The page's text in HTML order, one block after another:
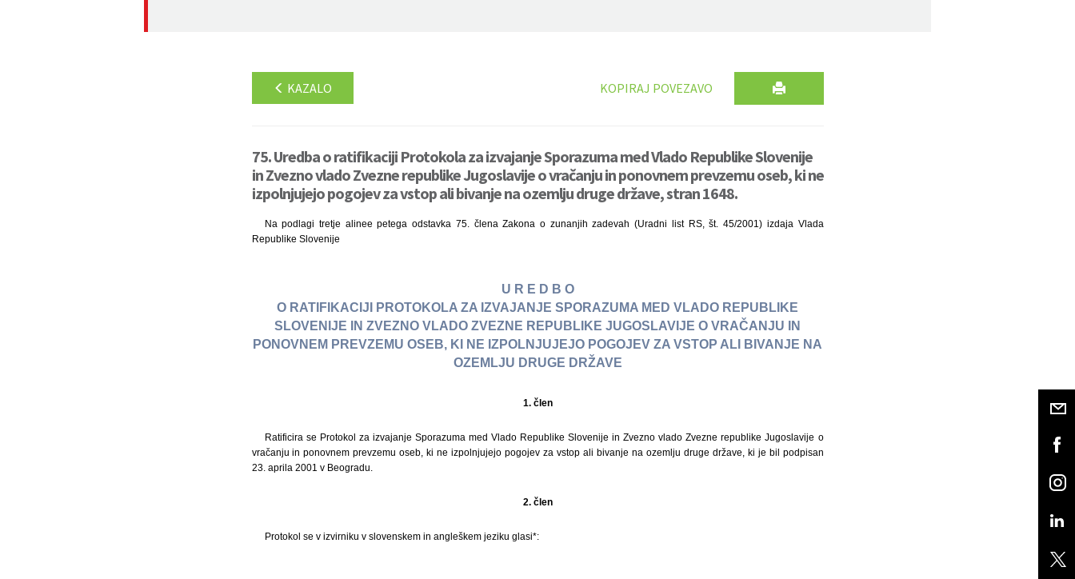
KAZALO KOPIRAJ POVEZAVO
75. Uredba o ratifikaciji Protokola za izvajanje Sporazuma med Vlado Republike Slovenije
in Zvezno vlado Zvezne republike Jugoslavije o vračanju in ponovnem prevzemu oseb, ki ne
izpolnjujejo pogojev za vstop ali bivanje na ozemlju druge države, stran 1648.
Na podlagi tretje alinee petega odstavka 75. člena Zakona o zunanjih zadevah (Uradni list RS, št. 45/2001) izdaja Vlada
Republike Slovenije
U R E D B O
O RATIFIKACIJI PROTOKOLA ZA IZVAJANJE SPORAZUMA MED VLADO REPUBLIKE
SLOVENIJE IN ZVEZNO VLADO ZVEZNE REPUBLIKE JUGOSLAVIJE O VRAČANJU IN
PONOVNEM PREVZEMU OSEB, KI NE IZPOLNJUJEJO POGOJEV ZA VSTOP ALI BIVANJE NA
OZEMLJU DRUGE DRŽAVE
1. člen
Ratificira se Protokol za izvajanje Sporazuma med Vlado Republike Slovenije in Zvezno vlado Zvezne republike Jugoslavije o
vračanju in ponovnem prevzemu oseb, ki ne izpolnjujejo pogojev za vstop ali bivanje na ozemlju druge države, ki je bil podpisan
23. aprila 2001 v Beogradu.
2. člen
Protokol se v izvirniku v slovenskem in angleškem jeziku glasi*: